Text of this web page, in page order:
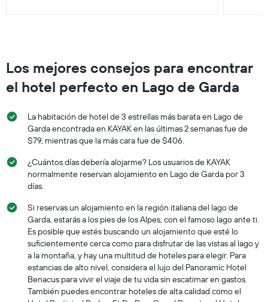
de
Los mejores consejos para encontrar
el hotel perfecto en Lago de Garda
La habitación de hotel de 3 estrellas más barata en Lago de
Garda encontrada en KAYAK en las últimas 2 semanas fue de
$79, mientras que la más cara fue de $406.
¿Cuántos días debería alojarme? Los usuarios de KAYAK
normalmente reservan alojamiento en Lago de Garda por 3
días.
Si reservas un alojamiento en la región italiana del lago de
Garda, estarás a los pies de los Alpes, con el famoso lago ante ti.
Es posible que estés buscando un alojamiento que esté lo
suficientemente cerca como para disfrutar de las vistas al lago y
a la montaña, y hay una multitud de hoteles para elegir. Para
estancias de alto nivel, considera el lujo del Panoramic Hotel
Benacus para vivir el viaje de tu vida sin escatimar en gastos.
También puedes encontrar hoteles de alta calidad como el